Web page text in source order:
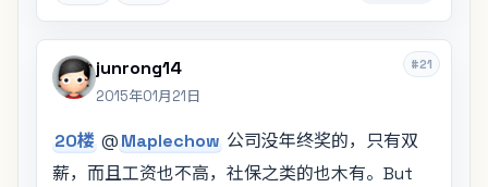
#21
junrong14
2015年01月21日
20楼 @Maplechow 公司没年终奖的，只有双
薪，而且工资也不高，社保之类的也木有。But